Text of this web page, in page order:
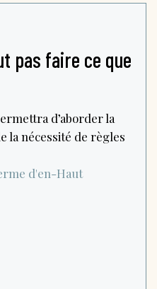
pas faire ce que
d’aborder la
la nécessité de règles
d'en-Haut